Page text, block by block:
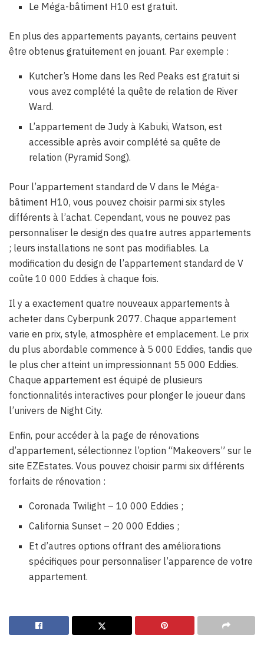
Le Méga-bâtiment H10 est gratuit.
En plus des appartements payants, certains peuvent
être obtenus gratuitement en jouant. Par exemple :
Kutcher’s Home dans les Red Peaks est gratuit si
vous avez complété la quête de relation de River
Ward.
L’appartement de Judy à Kabuki, Watson, est
accessible après avoir complété sa quête de
relation (Pyramid Song).
Pour l’appartement standard de V dans le Méga-
bâtiment H10, vous pouvez choisir parmi six styles
différents à l’achat. Cependant, vous ne pouvez pas
personnaliser le design des quatre autres appartements
; leurs installations ne sont pas modifiables. La
modification du design de l’appartement standard de V
coûte 10 000 Eddies à chaque fois.
Il y a exactement quatre nouveaux appartements à
acheter dans Cyberpunk 2077. Chaque appartement
varie en prix, style, atmosphère et emplacement. Le prix
du plus abordable commence à 5 000 Eddies, tandis que
le plus cher atteint un impressionnant 55 000 Eddies.
Chaque appartement est équipé de plusieurs
fonctionnalités interactives pour plonger le joueur dans
l’univers de Night City.
Enfin, pour accéder à la page de rénovations
d’appartement, sélectionnez l’option “Makeovers” sur le
site EZEstates. Vous pouvez choisir parmi six différents
forfaits de rénovation :
Coronada Twilight – 10 000 Eddies ;
California Sunset – 20 000 Eddies ;
Et d’autres options offrant des améliorations
spécifiques pour personnaliser l’apparence de votre
appartement.